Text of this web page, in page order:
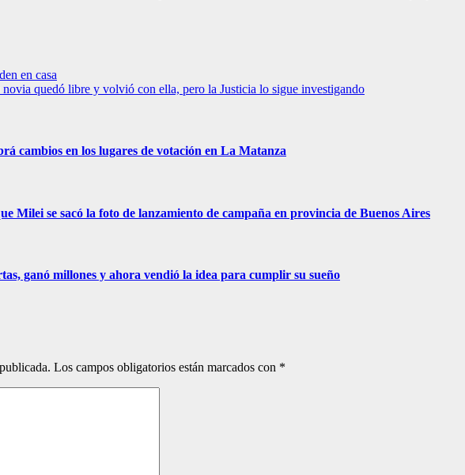
en casa
quedó libre y volvió con ella, pero la Justicia lo sigue investigando
cambios en los lugares de votación en La Matanza
Milei se sacó la foto de lanzamiento de campaña en provincia de Buenos Aires
ganó millones y ahora vendió la idea para cumplir su sueño
Los campos obligatorios están marcados con *